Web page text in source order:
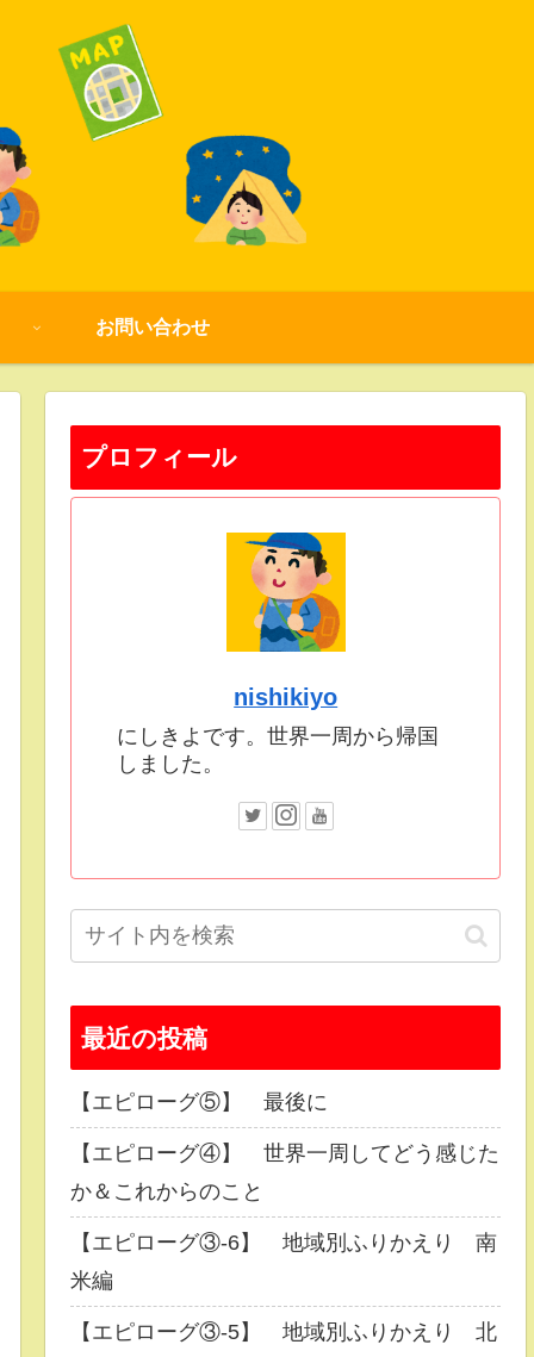
お問い合わせ
プロフィール
nishikiyo
にしきよです。世界一周から帰国
しました。
最近の投稿
【エピローグ⑤】 最後に
【エピローグ④】 世界一周してどう感じた
か＆これからのこと
【エピローグ③-6】 地域別ふりかえり 南
米編
【エピローグ③-5】 地域別ふりかえり 北